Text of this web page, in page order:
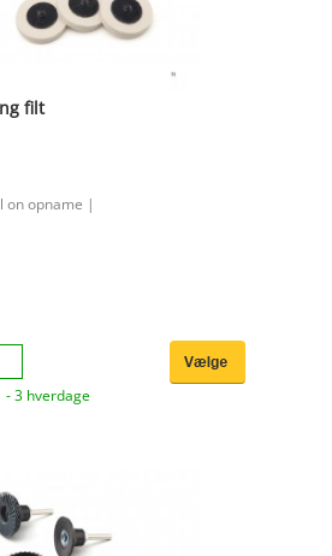
filt
on opname |
- 3 hverdage